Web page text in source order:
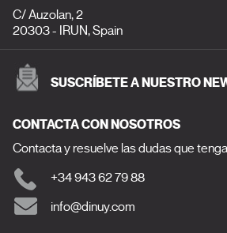
C/ Auzolan, 2
20303 - IRUN, Spain
SUSCRÍBETE A NUESTRO
CONTACTA CON NOSOTROS
Contacta y resuelve las dudas que
+34 943 62 79 88
info@dinuy.com